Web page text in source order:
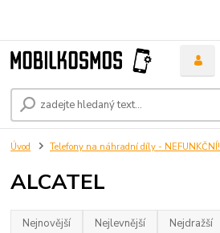
Úvod Telefony na náhradní díly - NEFUNKČNÍ!
ALCATEL
Nejnovější Nejlevnější Nejdražší